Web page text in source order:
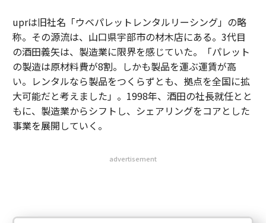
uprは旧社名「ウベパレットレンタルリーシング」の略
称。その源流は、山口県宇部市の材木店にある。3代目
の酒田義矢は、製造業に限界を感じていた。「パレット
の製造は原材料費が8割。しかも製品を運ぶ運賃が高
い。レンタルなら製品をつくらずとも、拠点を全国に拡
大可能だと考えました」。1998年、酒田の社長就任とと
もに、製造業からシフトし、シェアリングをコアとした
事業を展開していく。
advertisement